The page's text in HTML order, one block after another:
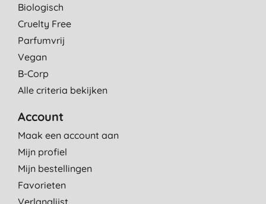
Biologisch
Cruelty Free
Parfumvrij
Vegan
B-Corp
Alle criteria bekijken
Account
Maak een account aan
Mijn profiel
Mijn bestellingen
Favorieten
Verlanglijst